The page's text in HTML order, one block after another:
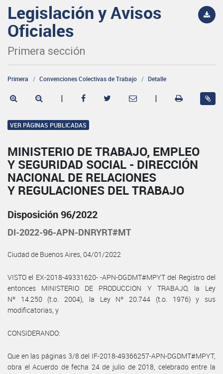
Legislación y Avisos
Oficiales
Primera sección
Primera Convenciones Colectivas de Trabajo Detalle
| |
VER PÁGINAS PUBLICADAS
MINISTERIO DE TRABAJO, EMPLEO
Y SEGURIDAD SOCIAL - DIRECCIÓN
NACIONAL DE RELACIONES
Y REGULACIONES DEL TRABAJO
Disposición 96/2022
DI-2022-96-APN-DNRYRT#MT
Ciudad de Buenos Aires, 04/01/2022
VISTO el EX-2018-49331620- -APN-DGDMT#MPYT del Registro del
entonces MINISTERIO DE PRODUCCION Y TRABAJO, la Ley
Nº 14.250 (t.o. 2004), la Ley Nº 20.744 (t.o. 1976) y sus
modificatorias, y
CONSIDERANDO:
Que en las páginas 3/8 del IF-2018-49366257-APN-DGDMT#MPYT,
obra el Acuerdo de fecha 24 de julio de 2018, celebrado entre la